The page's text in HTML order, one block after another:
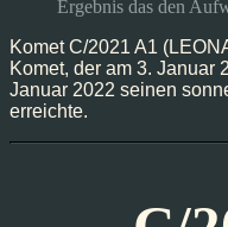
Ergebnis das den
Komet C/2021 A1
Komet, der am 3. Januar
Januar 2022 seinen
erreichte.